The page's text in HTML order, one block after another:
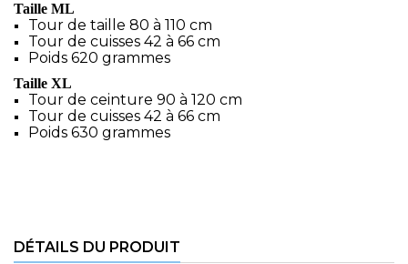
Taille ML
Tour de taille 80 à 110 cm
Tour de cuisses 42 à 66 cm
Poids 620 grammes
Taille XL
Tour de ceinture 90 à 120 cm
Tour de cuisses 42 à 66 cm
Poids 630 grammes
DÉTAILS DU PRODUIT